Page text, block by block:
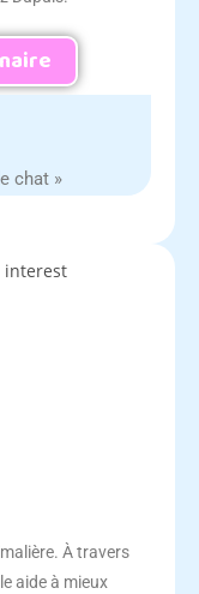
chat »
À travers
aide à mieux